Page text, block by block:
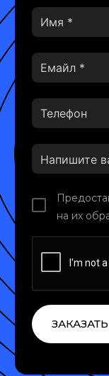
на их